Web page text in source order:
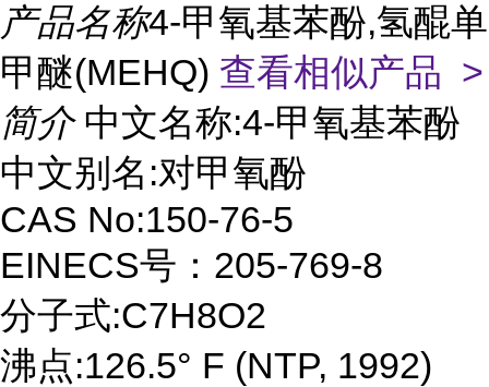
产品名称4-甲氧基苯酚,氢醌单
甲醚(MEHQ) 查看相似产品 >
简介 中文名称:4-甲氧基苯酚
中文别名:对甲氧酚
CAS No:150-76-5
EINECS号：205-769-8
分子式:C7H8O2
沸点:126.5° F (NTP, 1992)